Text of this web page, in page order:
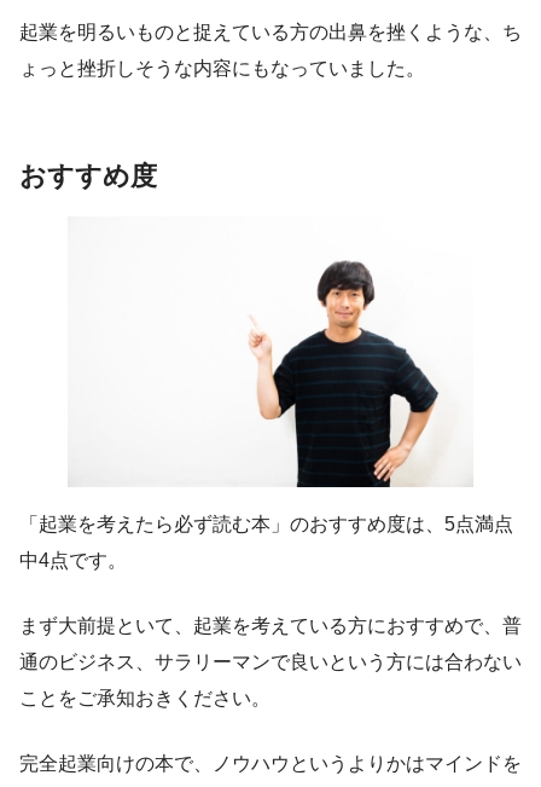
起業を明るいものと捉えている方の出鼻を挫くような、ち
ょっと挫折しそうな内容にもなっていました。
おすすめ度
「起業を考えたら必ず読む本」のおすすめ度は、5点満点
中4点です。
まず大前提といて、起業を考えている方におすすめで、普
通のビジネス、サラリーマンで良いという方には合わない
ことをご承知おきください。
完全起業向けの本で、ノウハウというよりかはマインドを